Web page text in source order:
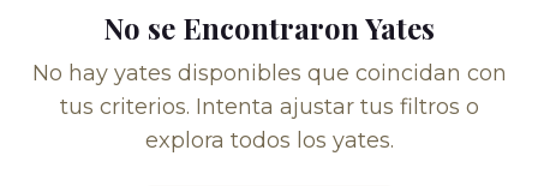
No se Encontraron Yates
No hay yates disponibles que coincidan con
tus criterios. Intenta ajustar tus filtros o
explora todos los yates.